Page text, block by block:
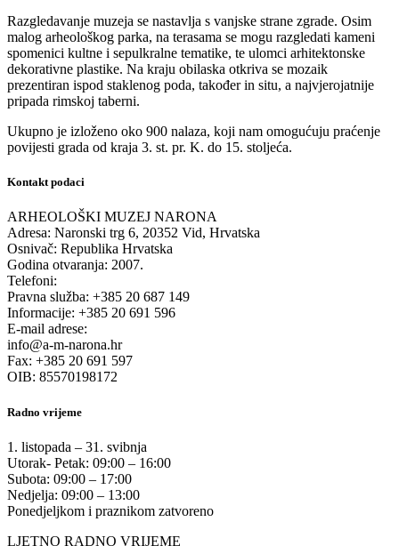
Razgledavanje muzeja se nastavlja s vanjske strane zgrade. Osim
malog arheološkog parka, na terasama se mogu razgledati kameni
spomenici kultne i sepulkralne tematike, te ulomci arhitektonske
dekorativne plastike. Na kraju obilaska otkriva se mozaik
prezentiran ispod staklenog poda, također in situ, a najvjerojatnije
pripada rimskoj taberni.
Ukupno je izloženo oko 900 nalaza, koji nam omogućuju praćenje
povijesti grada od kraja 3. st. pr. K. do 15. stoljeća.
Kontakt podaci
ARHEOLOŠKI MUZEJ NARONA
Adresa: Naronski trg 6, 20352 Vid, Hrvatska
Osnivač: Republika Hrvatska
Godina otvaranja: 2007.
Telefoni:
Pravna služba: +385 20 687 149
Informacije: +385 20 691 596
E-mail adrese:
info@a-m-narona.hr
Fax: +385 20 691 597
OIB: 85570198172
Radno vrijeme
1. listopada – 31. svibnja
Utorak- Petak: 09:00 – 16:00
Subota: 09:00 – 17:00
Nedjelja: 09:00 – 13:00
Ponedjeljkom i praznikom zatvoreno
LJETNO RADNO VRIJEME